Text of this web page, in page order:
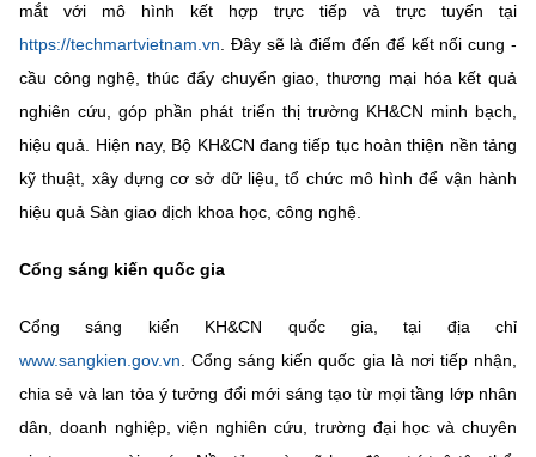
Tiêu chuẩn, đo lường, chất lượng
Năng lượng nguyên tử
Nhiệm vụ trọng tâm
Vietnamese English
MINISTRY OF SCIENCE AND TECHNOLOGY
Điều khoản sử dụng Theo dõi MST: Góp ý
Cơ quan chủ quản: Bộ Khoa học và Công nghệ (MST)
mắt với mô hình kết hợp trực tiếp và trực tuyến tại
https://techmartvietnam.vn . Đây sẽ là điểm đến để kết nối cung -
cầu công nghệ, thúc đẩy chuyển giao, thương mại hóa kết quả
nghiên cứu, góp phần phát triển thị trường KH&CN minh bạch,
hiệu quả. Hiện nay, Bộ KH&CN đang tiếp tục hoàn thiện nền tảng
kỹ thuật, xây dựng cơ sở dữ liệu, tổ chức mô hình để vận hành
hiệu quả Sàn giao dịch khoa học, công nghệ.
Cổng sáng kiến quốc gia
Cổng sáng kiến KH&CN quốc gia, tại địa chỉ
www.sangkien.gov.vn . Cổng sáng kiến quốc gia là nơi tiếp nhận,
chia sẻ và lan tỏa ý tưởng đổi mới sáng tạo từ mọi tầng lớp nhân
dân, doanh nghiệp, viện nghiên cứu, trường đại học và chuyên